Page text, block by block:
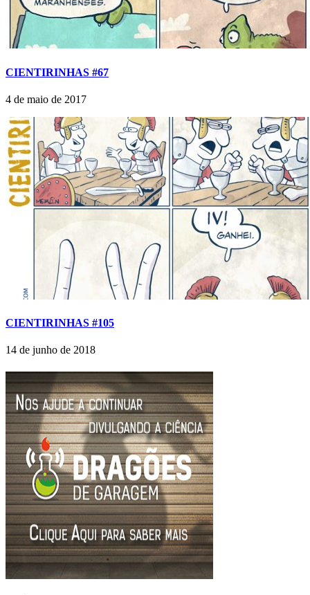
CIENTIRINHAS #67
4 de maio de 2017
CIENTIRINHAS #105
14 de junho de 2018